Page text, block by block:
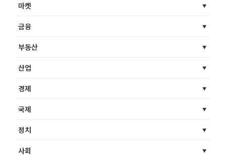
마켓
금융
부동산
산업
경제
국제
정치
사회